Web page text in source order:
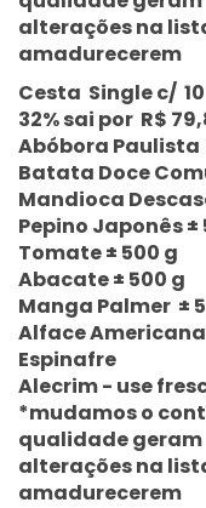
alterações na
amadurecerem
Cesta Single c/
32% sai por R$
Abóbora Paulista
Batata Doce
Mandioca
Pepino Japonês ±
Tomate ± 500 g
Abacate ± 500 g
Manga Palmer ±
Alface Americana
Espinafre
Alecrim - use
*mudamos o
qualidade geram
alterações na
amadurecerem